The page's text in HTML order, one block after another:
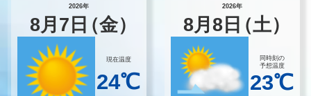
2026年
8月 7 日（金）
現在温度
24℃
2026年
8月8 日（土）
同時刻の
予想温度
23℃